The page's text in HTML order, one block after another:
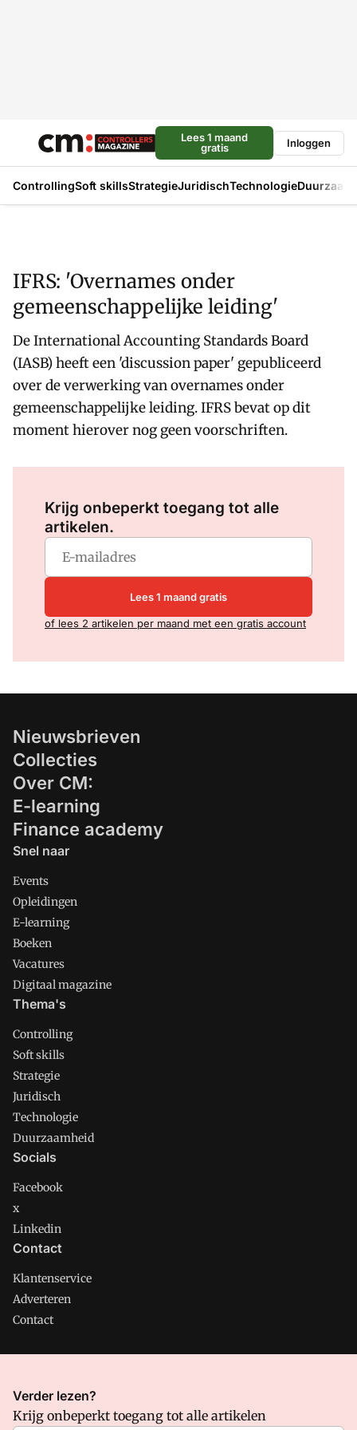
Lees 1 maand
gratis
Inloggen
ControllingSoft skillsStrategieJuridischTechnologie
IFRS: 'Overnames onder
gemeenschappelijke leiding'
De International Accounting Standards Board
(IASB) heeft een 'discussion paper' gepubliceerd
over de verwerking van overnames onder
gemeenschappelijke leiding. IFRS bevat op dit
moment hierover nog geen voorschriften.
Krijg onbeperkt toegang tot alle
artikelen.
Lees 1 maand gratis
of lees 2 artikelen per maand met een gratis account
Nieuwsbrieven
Collecties
Over CM:
E-learning
Finance academy
Snel naar
Events
Opleidingen
E-learning
Boeken
Vacatures
Digitaal magazine
Thema's
Controlling
Soft skills
Strategie
Juridisch
Technologie
Duurzaamheid
Socials
Facebook
x
Linkedin
Contact
Klantenservice
Adverteren
Contact
CMweb is onderdeel van VMN media. Lees in
waar VMN media voor staat. Op gebruik van deze site zijn de
Verder lezen?
Krijg onbeperkt toegang tot alle artikelen